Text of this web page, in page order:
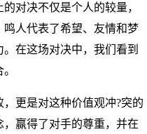
对决不仅是个人的较量，
人代表了希望、友情和梦
在这场对决中，我们看到
更是对这种价值观冲?突的
赢得了对手的尊重，并在